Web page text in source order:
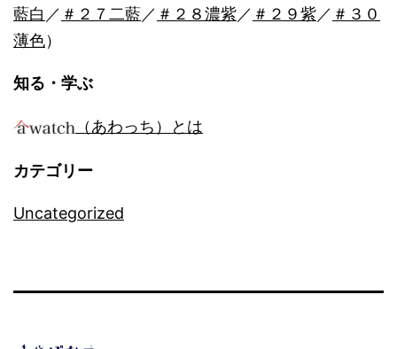
藍白 ／ ＃２７二藍／ ＃２８濃紫／ ＃２９紫／ ＃３０
薄色）
知る・学ぶ
（あわっち）とは
カテゴリー
Uncategorized